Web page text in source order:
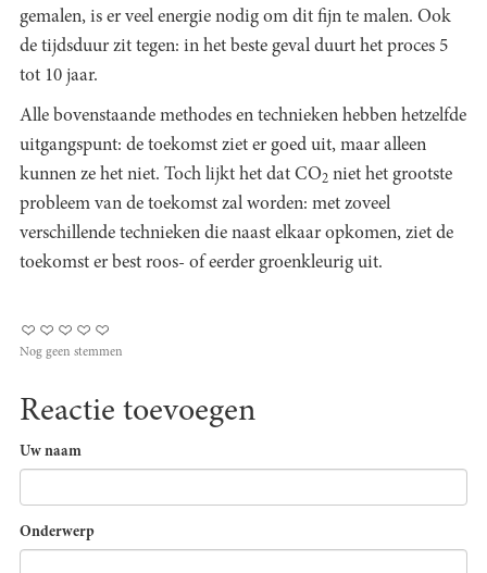
gemalen, is er veel energie nodig om dit fijn te malen. Ook
de tijdsduur zit tegen: in het beste geval duurt het proces 5
tot 10 jaar.
Alle bovenstaande methodes en technieken hebben hetzelfde
uitgangspunt: de toekomst ziet er goed uit, maar alleen
kunnen ze het niet. Toch lijkt het dat CO2 niet het grootste
probleem van de toekomst zal worden: met zoveel
verschillende technieken die naast elkaar opkomen, ziet de
toekomst er best roos- of eerder groenkleurig uit.
Nog geen stemmen
Reactie toevoegen
Uw naam
Onderwerp